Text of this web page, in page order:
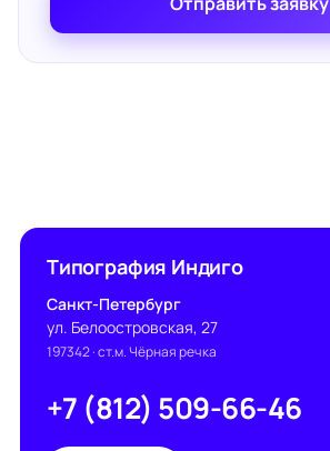
Типография Индиго
Санкт-Петербург
ул. Белоостровская, 27
197342· ст.м. Чёрная речка
+7 (812) 509-66-46